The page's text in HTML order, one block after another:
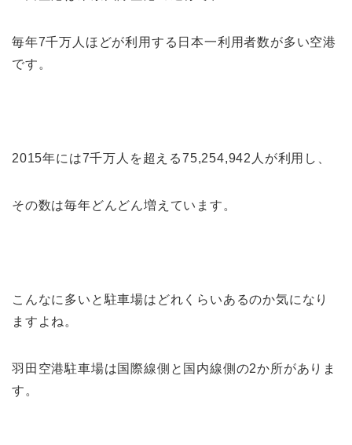
毎年7千万人ほどが利用する日本一利用者数が多い空港
です。
2015年には7千万人を超える75,254,942人が利用し、
その数は毎年どんどん増えています。
こんなに多いと駐車場はどれくらいあるのか気になり
ますよね。
羽田空港駐車場は国際線側と国内線側の2か所がありま
す。